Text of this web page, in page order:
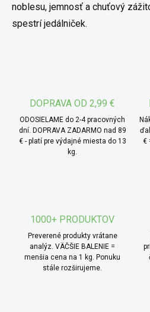
noblesu, jemnosť a chuťový
spestrí jedálniček.
DOPRAVA OD 2,99 €
ODOSIELAME do 2-4 pracovných
dní. DOPRAVA ZADARMO nad 89
€ - platí pre výdajné miesta do 13
kg.
€
1000+ PRODUKTOV
Preverené produkty vrátane
analýz. VÄČŠIE BALENIE =
menšia cena na 1 kg. Ponuku
stále rozširujeme.